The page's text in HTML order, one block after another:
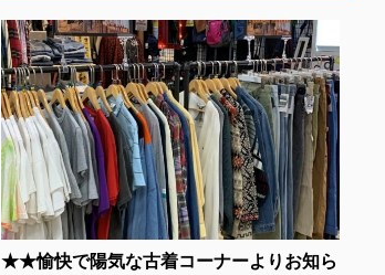
★★愉快で陽気な古着コーナーよりお知ら